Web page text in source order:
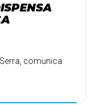
comunica